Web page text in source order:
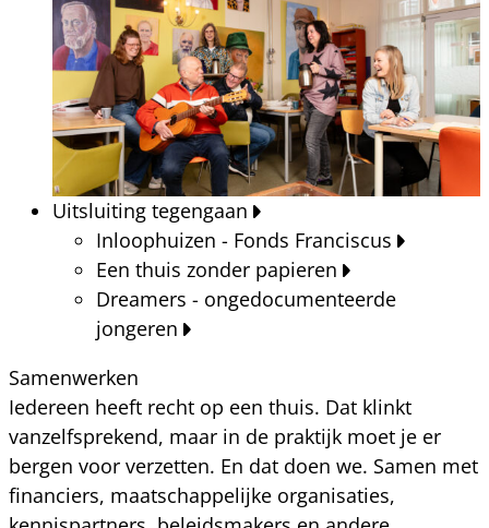
Uitsluiting tegengaan
Inloophuizen - Fonds Franciscus
Een thuis zonder papieren
Dreamers - ongedocumenteerde
jongeren
Samenwerken
Iedereen heeft recht op een thuis. Dat klinkt
vanzelfsprekend, maar in de praktijk moet je er
bergen voor verzetten. En dat doen we. Samen met
financiers, maatschappelijke organisaties,